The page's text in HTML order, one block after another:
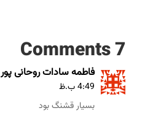
7 Comments
فاطمه سادات روحانی پور
4:49 ب.ظ
بسیار قشنگ بود